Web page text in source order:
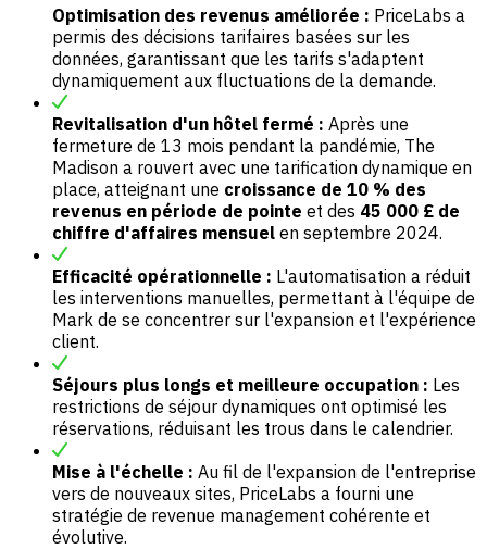
Optimisation des revenus améliorée : PriceLabs a
permis des décisions tarifaires basées sur les
données, garantissant que les tarifs s'adaptent
dynamiquement aux fluctuations de la demande.
Revitalisation d'un hôtel fermé : Après une
fermeture de 13 mois pendant la pandémie, The
Madison a rouvert avec une tarification dynamique en
place, atteignant une croissance de 10 % des
revenus en période de pointe et des 45 000 £ de
chiffre d'affaires mensuel en septembre 2024.
Efficacité opérationnelle : L'automatisation a réduit
les interventions manuelles, permettant à l'équipe de
Mark de se concentrer sur l'expansion et l'expérience
client.
Séjours plus longs et meilleure occupation : Les
restrictions de séjour dynamiques ont optimisé les
réservations, réduisant les trous dans le calendrier.
Mise à l'échelle : Au fil de l'expansion de l'entreprise
vers de nouveaux sites, PriceLabs a fourni une
stratégie de revenue management cohérente et
évolutive.